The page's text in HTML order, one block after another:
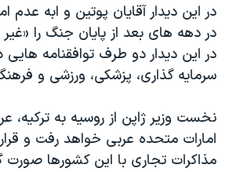
گالری عکس
آرشیو پخش زنده
اعتراضات زن، زندگی، آزادی
مجموعه مستندهای دادخواهی
تریبونال مردمی آبان ۹۸
چهل سال گروگان‌گیری
قانون شفافیت دارائی کادر رهبری ایران
در این دیدار آقایان پوتین و ابه عدم
در دهه های بعد از پایان جنگ را
در این دیدار دو طرف توافقنامه هایی
سرمایه گذاری، پزشکی، ورزشی و
نخست وزیر ژاپن از روسیه به ترکیه،
امارات متحده عربی خواهد رفت و
مذاکرات تجاری با این کشورها صورت